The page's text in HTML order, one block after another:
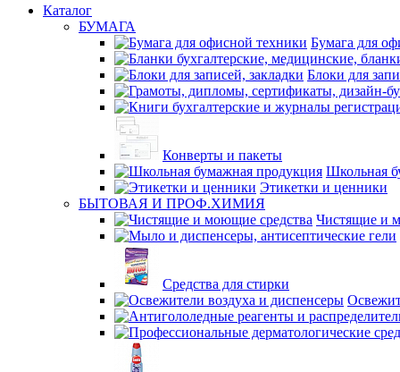
Каталог
БУМАГА
Бумага для
Блоки для
Конверты и пакеты
Школьная
Этикетки и ценники
БЫТОВАЯ И ПРОФ.ХИМИЯ
Чистящие и
Средства для стирки